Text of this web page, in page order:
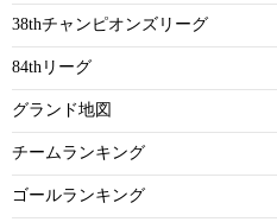
38thチャンピオンズリーグ
84thリーグ
グランド地図
チームランキング
ゴールランキング